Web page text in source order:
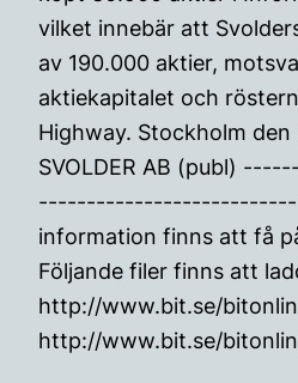
vilket innebär att
av 190.000 aktier,
aktiekapitalet och
Highway. Stockholm den
SVOLDER AB (publ)
information finns att få
Följande filer finns att
http://www.bit.se/
http://www.bit.se/